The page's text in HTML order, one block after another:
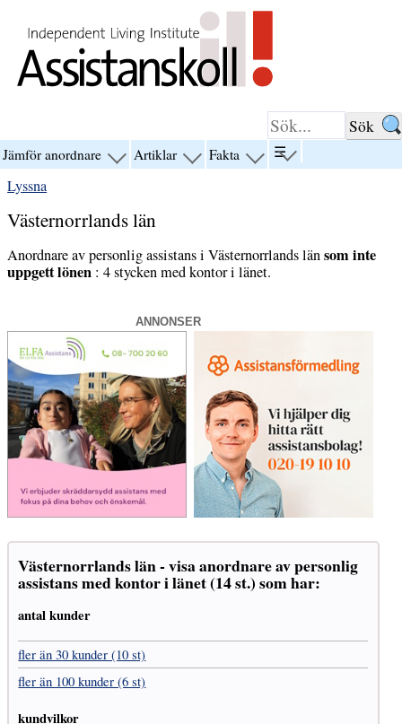
Jämför anordnare visa
anordnare”
Artiklar visa Fakta visa
☰visa
menyn
Lyssna
Västernorrlands län
Anordnare av personlig assistans i Västernorrlands länsom inte
uppgett lönen : 4 stycken med kontor i länet.
ANNONSER
Västernorrlands län - visa anordnare av personlig
assistans med kontor i länet (14 st.) som har:
antal kunder
fler än 30 kunder (10 st)
fler än 100 kunder (6 st)
kundvilkor